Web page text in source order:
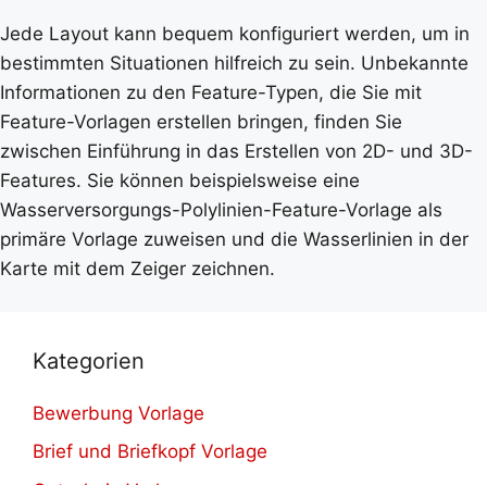
Jede Layout kann bequem konfiguriert werden, um in
bestimmten Situationen hilfreich zu sein. Unbekannte
Informationen zu den Feature-Typen, die Sie mit
Feature-Vorlagen erstellen bringen, finden Sie
zwischen Einführung in das Erstellen von 2D- und 3D-
Features. Sie können beispielsweise eine
Wasserversorgungs-Polylinien-Feature-Vorlage als
primäre Vorlage zuweisen und die Wasserlinien in der
Karte mit dem Zeiger zeichnen.
Kategorien
Bewerbung Vorlage
Brief und Briefkopf Vorlage